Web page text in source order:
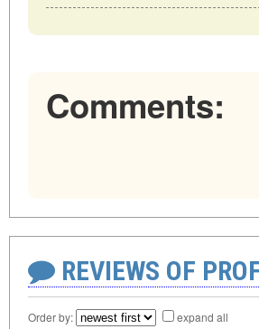
Comments:
REVIEWS OF
Order by: expand all